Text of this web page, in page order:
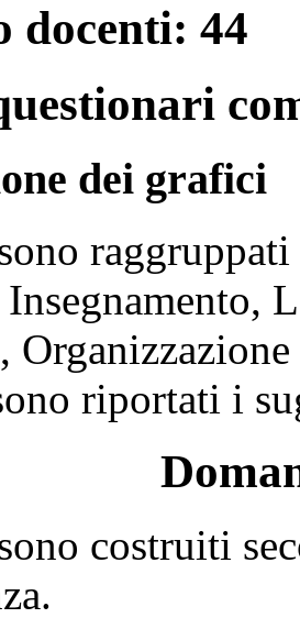
docenti: 44
dei grafici
riportati i
costruiti